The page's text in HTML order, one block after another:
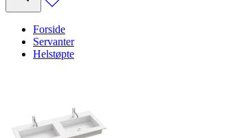
Forside
Servanter
Helstøpte